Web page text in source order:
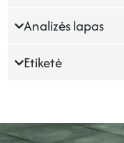
Analizės lapas
Etiketė